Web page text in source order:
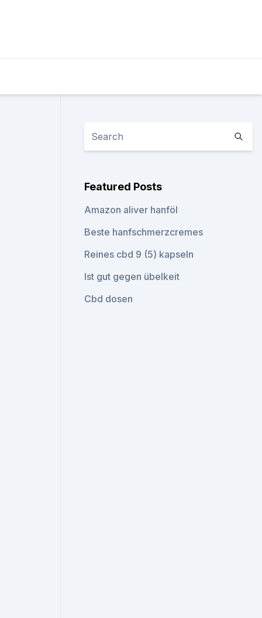
Featured Posts
Amazon aliver hanföl
Beste hanfschmerzcremes
Reines cbd 9 (5) kapseln
Ist gut gegen übelkeit
Cbd dosen